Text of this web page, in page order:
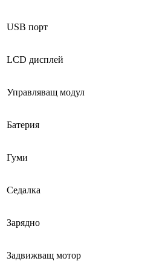
USB порт
LCD дисплей
Управляващ модул
Батерия
Гуми
Седалка
Зарядно
Задвижващ мотор